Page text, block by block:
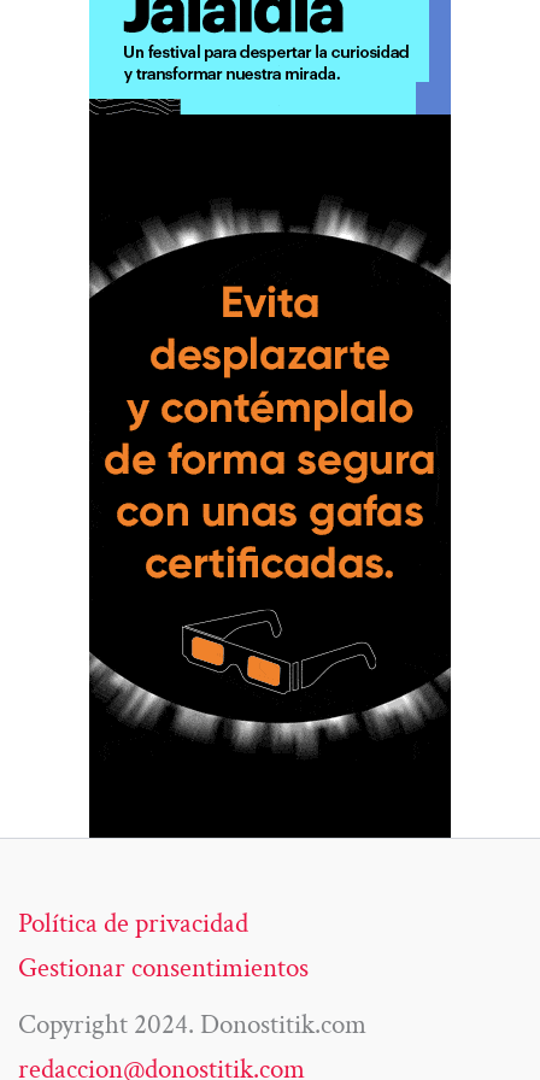
Política de privacidad
Gestionar consentimientos
Copyright 2024. Donostitik.com
redaccion@donostitik.com